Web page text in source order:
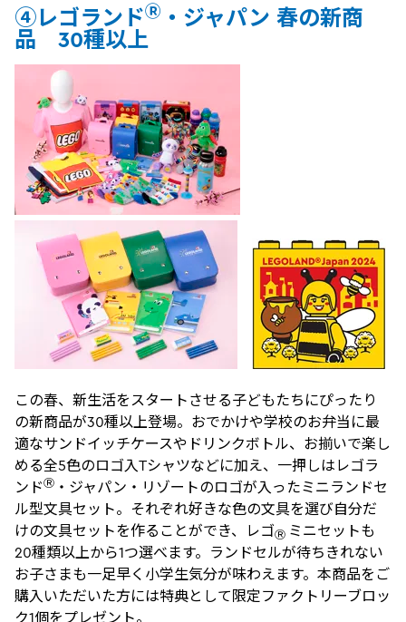
④レゴランドⓇ ・ジャパン 春の新商
品 30種以上
この春、新生活をスタートさせる子どもたちにぴったり
の新商品が30種以上登場。おでかけや学校のお弁当に最
適なサンドイッチケースやドリンクボトル、お揃いで楽し
める全5色のロゴ入Tシャツなどに加え、一押しはレゴラ
ンドⓇ ・ジャパン・リゾートのロゴが入ったミニランドセ
ル型文具セット。それぞれ好きな色の文具を選び自分だ
けの文具セットを作ることができ、レゴⓇ ミニセットも
20種類以上から1つ選べます。ランドセルが待ちきれない
お子さまも一足早く小学生気分が味わえます。本商品をご
購入いただいた方には特典として限定ファクトリーブロッ
ク1個をプレゼント。